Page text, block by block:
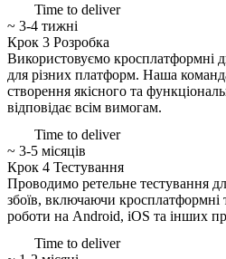
Time to deliver
~ 3-4 тижні
Крок 3 Розробка
Використовуємо кросплатформні
для різних платформ. Наша
створення якісного та
відповідає всім вимогам.
Time to deliver
~ 3-5 місяців
Крок 4 Тестування
Проводимо ретельне тестування
збоїв, включаючи кросплатформні
роботи на Android, iOS та інших
Time to deliver